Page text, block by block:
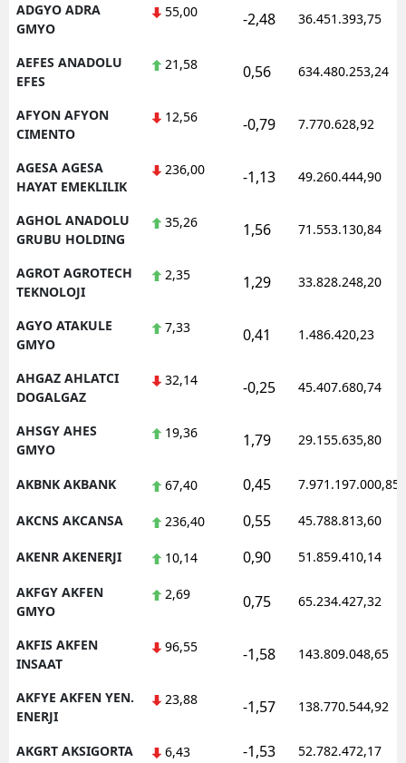
ADGYO ADRA
GMYO
55,00 -2,48 36.451.393,75
AEFES ANADOLU
EFES
21,58 0,56 634.480.253,24
AFYON AFYON
CIMENTO
12,56 -0,79 7.770.628,92
AGESA AGESA
HAYAT EMEKLILIK
236,00 -1,13 49.260.444,90
AGHOL ANADOLU
GRUBU HOLDING
35,26 1,56 71.553.130,84
AGROT AGROTECH
TEKNOLOJI
2,35 1,29 33.828.248,20
AGYO ATAKULE
GMYO
7,33 0,41 1.486.420,23
AHGAZ AHLATCI
DOGALGAZ
32,14 -0,25 45.407.680,74
AHSGY AHES
GMYO
19,36 1,79 29.155.635,80
AKBNK AKBANK 67,40 0,45 7.971.197.000,85
AKCNS AKCANSA 236,40 0,55 45.788.813,60
AKENR AKENERJI 10,14 0,90 51.859.410,14
AKFGY AKFEN
GMYO
2,69 0,75 65.234.427,32
AKFIS AKFEN
INSAAT
96,55 -1,58 143.809.048,65
AKFYE AKFEN YEN.
ENERJI
23,88 -1,57 138.770.544,92
AKGRT AKSIGORTA 6,43 -1,53 52.782.472,17